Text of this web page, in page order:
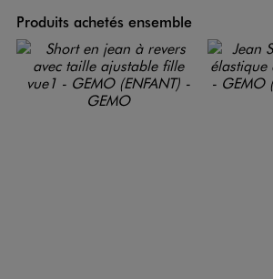
Produits achetés ensemble